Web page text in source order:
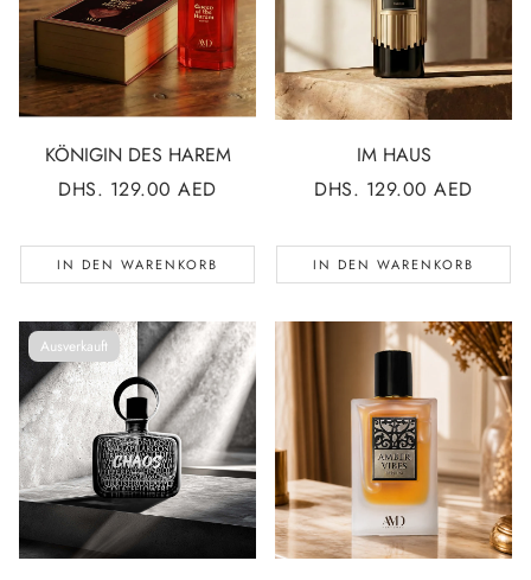
KÖNIGIN DES HAREM
NORMALER
DHS. 129.00 AED
IN DEN WARENKORB
IM HAUS
NORMALER
DHS. 129.00 AED
IN DEN WARENKORB
Ausverkauft